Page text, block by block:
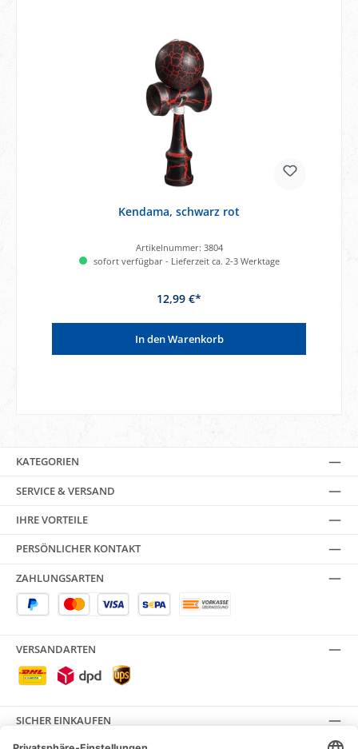
Kendama, schwarz rot
Artikelnummer: 3804
sofort verfügbar - Lieferzeit ca. 2-3 Werktage
12,99 €*
In den Warenkorb
KATEGORIEN
SERVICE & VERSAND
IHRE VORTEILE
PERSÖNLICHER KONTAKT
ZAHLUNGSARTEN
VERSANDARTEN
SICHER EINKAUFEN